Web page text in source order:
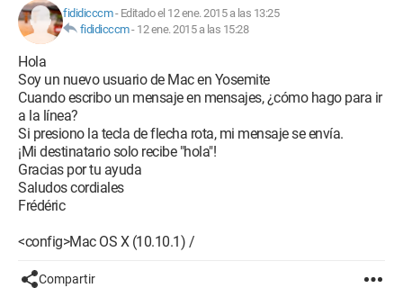
fididicccm- Editado el 12 ene. 2015 a las 13:25
fididicccm- 12 ene. 2015 a las 15:28
Hola
Soy un nuevo usuario de Mac en Yosemite
Cuando escribo un mensaje en mensajes, ¿cómo hago para ir
a la línea?
Si presiono la tecla de flecha rota, mi mensaje se envía.
¡Mi destinatario solo recibe "hola"!
Gracias por tu ayuda
Saludos cordiales
Frédéric
<config>Mac OS X (10.10.1) /
Compartir